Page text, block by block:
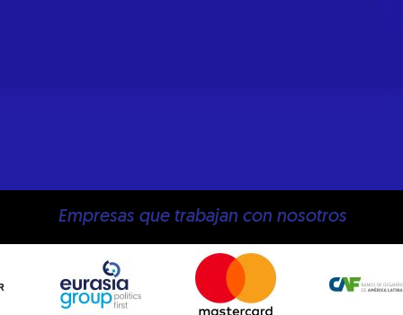
Empresas que trabajan con nosotros